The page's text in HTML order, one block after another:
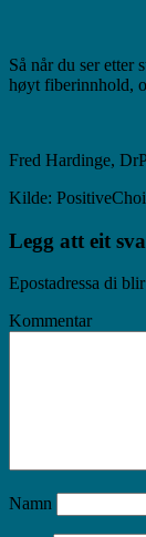
Så når du ser etter
høyt fiberinnhold,
Fred Hardinge,
Kilde:
Legg att eit
Epostadressa di
Kommentar
Namn